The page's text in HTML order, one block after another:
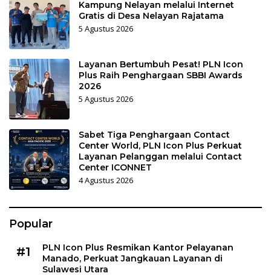
Kampung Nelayan melalui Internet
Gratis di Desa Nelayan Rajatama
5 Agustus 2026
Layanan Bertumbuh Pesat! PLN Icon
Plus Raih Penghargaan SBBI Awards
2026
5 Agustus 2026
Sabet Tiga Penghargaan Contact
Center World, PLN Icon Plus Perkuat
Layanan Pelanggan melalui Contact
Center ICONNET
4 Agustus 2026
Popular
#1
PLN Icon Plus Resmikan Kantor Pelayanan
Manado, Perkuat Jangkauan Layanan di
Sulawesi Utara